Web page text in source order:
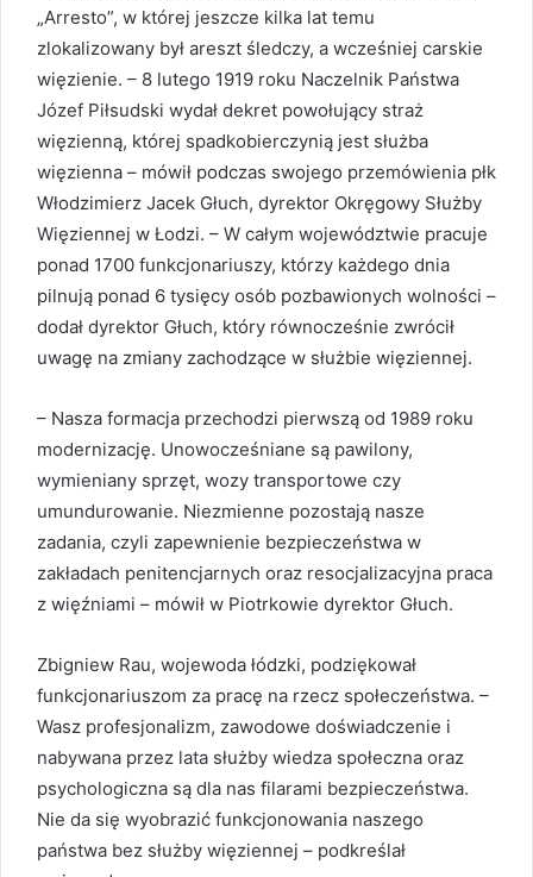
„Arresto”, w której jeszcze kilka lat temu
zlokalizowany był areszt śledczy, a wcześniej carskie
więzienie. – 8 lutego 1919 roku Naczelnik Państwa
Józef Piłsudski wydał dekret powołujący straż
więzienną, której spadkobierczynią jest służba
więzienna – mówił podczas swojego przemówienia płk
Włodzimierz Jacek Głuch, dyrektor Okręgowy Służby
Więziennej w Łodzi. – W całym województwie pracuje
ponad 1700 funkcjonariuszy, którzy każdego dnia
pilnują ponad 6 tysięcy osób pozbawionych wolności –
dodał dyrektor Głuch, który równocześnie zwrócił
uwagę na zmiany zachodzące w służbie więziennej.
– Nasza formacja przechodzi pierwszą od 1989 roku
modernizację. Unowocześniane są pawilony,
wymieniany sprzęt, wozy transportowe czy
umundurowanie. Niezmienne pozostają nasze
zadania, czyli zapewnienie bezpieczeństwa w
zakładach penitencjarnych oraz resocjalizacyjna praca
z więźniami – mówił w Piotrkowie dyrektor Głuch.
Zbigniew Rau, wojewoda łódzki, podziękował
funkcjonariuszom za pracę na rzecz społeczeństwa. –
Wasz profesjonalizm, zawodowe doświadczenie i
nabywana przez lata służby wiedza społeczna oraz
psychologiczna są dla nas filarami bezpieczeństwa.
Nie da się wyobrazić funkcjonowania naszego
państwa bez służby więziennej – podkreślał